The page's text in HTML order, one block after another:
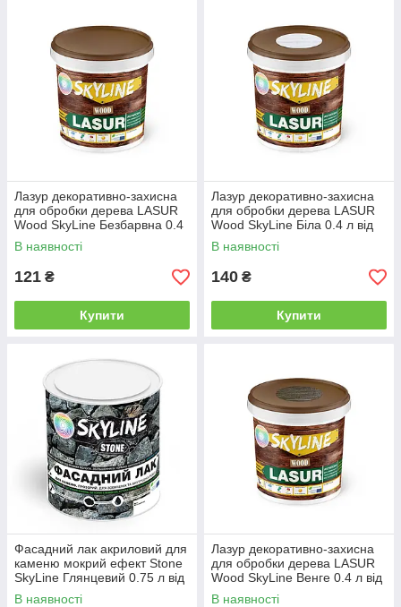
Лазур декоративно-захисна
для обробки дерева LASUR
Wood SkyLine Безбарвна 0.4
л від Latinta
В наявності
121 ₴
Купити
Лазур декоративно-захисна
для обробки дерева LASUR
Wood SkyLine Біла 0.4 л від
Latinta
В наявності
140 ₴
Купити
Фасадний лак акриловий для
каменю мокрий ефект Stone
SkyLine Глянцевий 0.75 л від
Latinta
В наявності
Лазур декоративно-захисна
для обробки дерева LASUR
Wood SkyLine Венге 0.4 л від
Latinta
В наявності